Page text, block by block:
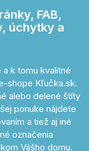
FAB,
úchytky a
k tomu kvalitné
shope Kľučka.sk.
alebo delené štíty
ponuke nájdete
a tiež aj iné
označenia
Vášho domu.